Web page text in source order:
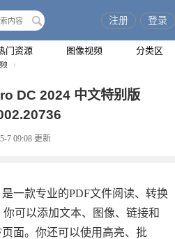
门资源 图像视频 分类区
注册 登录
›
DC 2024 中文特别版
7 09:08 更新
是一款专业的PDF文件阅读、转换
可以添加文本、图像、链接和
面。你还可以使用高亮、批